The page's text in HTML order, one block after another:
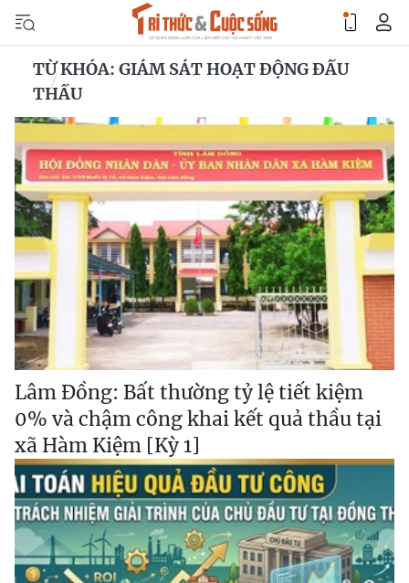
TỪ KHÓA: GIÁM SÁT HOẠT ĐỘNG ĐẤU
THẦU
Lâm Đồng: Bất thường tỷ lệ tiết kiệm
0% và chậm công khai kết quả thầu tại
xã Hàm Kiệm [Kỳ 1]